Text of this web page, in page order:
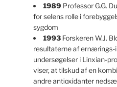
1989Professor G.G.
for selens rolle i
sygdom
1993Forskeren W.J.
resultaterne af
undersøgelser i Linxian-
viser, at tilskud af en
andre antioxidanter